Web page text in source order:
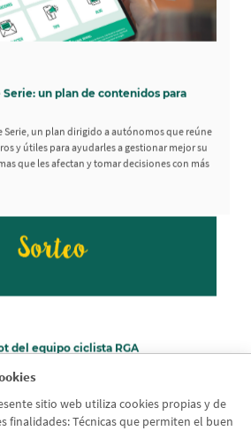
sitio web utiliza cookies propias y de
finalidades: Técnicas que permiten el buen
un plan de contenidos para
Serie, un plan dirigido a autónomos que reúne
y útiles para ayudarles a gestionar mejor su
que les afectan y tomar decisiones con más
del equipo ciclista RGA
RGA con su maillot oficial.